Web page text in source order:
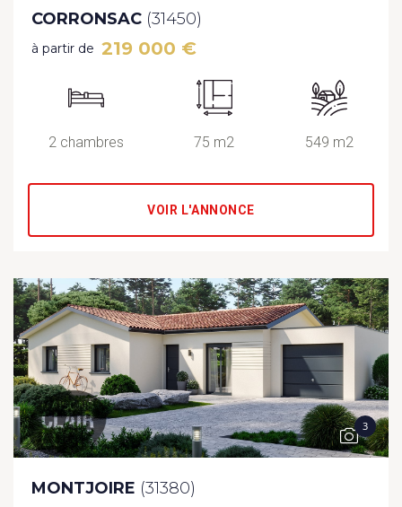
CORRONSAC (31450)
à partir de 219 000 €
2 chambres 75 m2 549 m2
VOIR L'ANNONCE
3
MONTJOIRE (31380)